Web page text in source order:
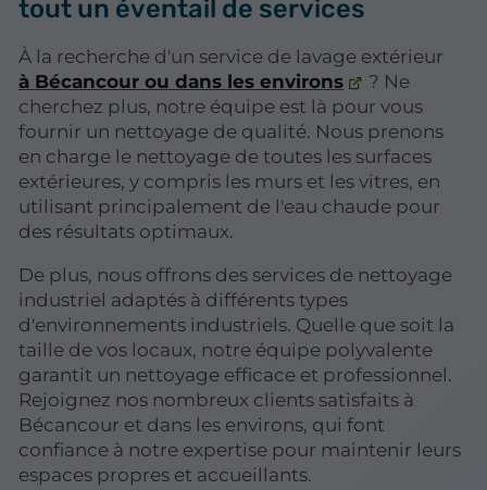
tout un éventail de services
À la recherche d'un service de lavage extérieur
à Bécancour ou dans les environs
? Ne
cherchez plus, notre équipe est là pour vous
fournir un nettoyage de qualité. Nous prenons
en charge le nettoyage de toutes les surfaces
extérieures, y compris les murs et les vitres, en
utilisant principalement de l'eau chaude pour
des résultats optimaux.
De plus, nous offrons des services de nettoyage
industriel adaptés à différents types
d'environnements industriels. Quelle que soit la
taille de vos locaux, notre équipe polyvalente
garantit un nettoyage efficace et professionnel.
Rejoignez nos nombreux clients satisfaits à
Bécancour et dans les environs, qui font
confiance à notre expertise pour maintenir leurs
espaces propres et accueillants.